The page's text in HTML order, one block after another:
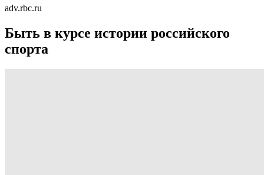
adv.rbc.ru
Быть в курсе истории российского
спорта